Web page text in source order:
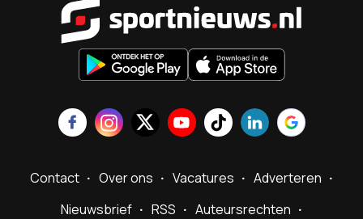
Contact Over ons Vacatures
Adverteren
Nieuwsbrief
RSS
Auteursrechten